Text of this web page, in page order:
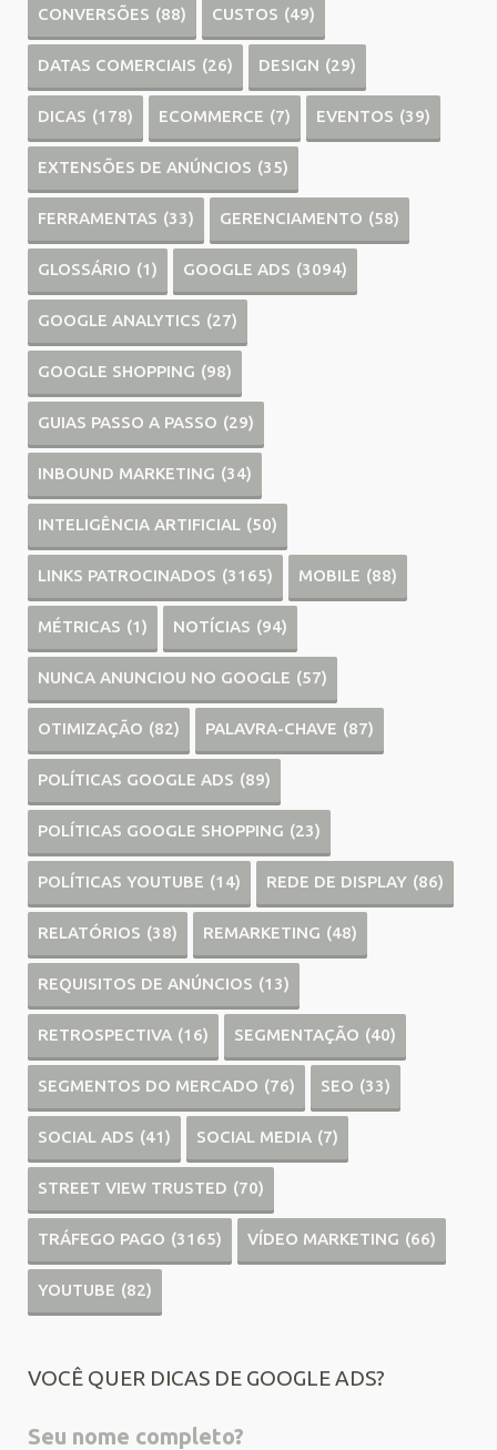
CONVERSÕES (88) CUSTOS (49)
DATAS COMERCIAIS (26) DESIGN (29)
DICAS (178) ECOMMERCE (7) EVENTOS (39)
EXTENSÕES DE ANÚNCIOS (35)
FERRAMENTAS (33) GERENCIAMENTO (58)
GLOSSÁRIO (1) GOOGLE ADS (3094)
GOOGLE ANALYTICS (27)
GOOGLE SHOPPING (98)
GUIAS PASSO A PASSO (29)
INBOUND MARKETING (34)
INTELIGÊNCIA ARTIFICIAL (50)
LINKS PATROCINADOS (3165) MOBILE (88)
MÉTRICAS (1) NOTÍCIAS (94)
NUNCA ANUNCIOU NO GOOGLE (57)
OTIMIZAÇÃO (82) PALAVRA-CHAVE (87)
POLÍTICAS GOOGLE ADS (89)
POLÍTICAS GOOGLE SHOPPING (23)
POLÍTICAS YOUTUBE (14) REDE DE DISPLAY (86)
RELATÓRIOS (38) REMARKETING (48)
REQUISITOS DE ANÚNCIOS (13)
RETROSPECTIVA (16) SEGMENTAÇÃO (40)
SEGMENTOS DO MERCADO (76) SEO (33)
SOCIAL ADS (41) SOCIAL MEDIA (7)
STREET VIEW TRUSTED (70)
TRÁFEGO PAGO (3165) VÍDEO MARKETING (66)
YOUTUBE (82)
VOCÊ QUER DICAS DE GOOGLE ADS?
Seu nome completo?